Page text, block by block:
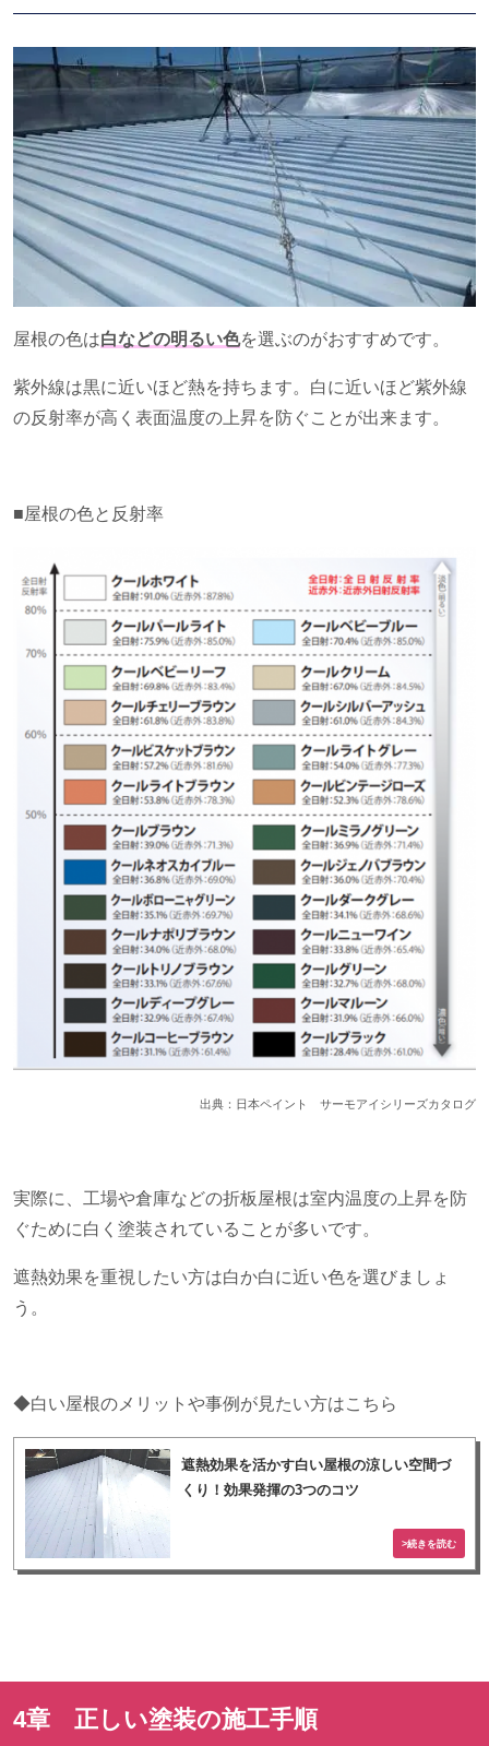
屋根の色は白などの明るい色を選ぶのがおすすめです。
紫外線は黒に近いほど熱を持ちます。白に近いほど紫外線
の反射率が高く表面温度の上昇を防ぐことが出来ます。
■屋根の色と反射率
出典：日本ペイント サーモアイシリーズカタログ
実際に、工場や倉庫などの折板屋根は室内温度の上昇を防
ぐために白く塗装されていることが多いです。
遮熱効果を重視したい方は白か白に近い色を選びましょ
う。
◆白い屋根のメリットや事例が見たい方はこちら
遮熱効果を活かす白い屋根の涼しい空間づ
くり！効果発揮の3つのコツ
4章 正しい塗装の施工手順